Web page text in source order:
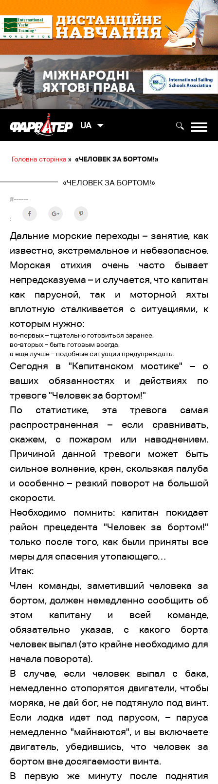
UA
Головна сторінка » «ЧЕЛОВЕК ЗА БОРТОМ!»
«ЧЕЛОВЕК ЗА БОРТОМ!»
#------
:
Дальние морские переходы – занятие, как
известно, экстремальное и небезопасное.
Морская стихия очень часто бывает
непредсказуема – и случается, что капитан
как парусной, так и моторной яхты
вплотную сталкивается с ситуациями, к
которым нужно:
во-первых – тщательно готовиться заранее,
во-вторых – быть готовым всегда,
а еще лучше – подобные ситуации предупреждать.
Сегодня в "Капитанском мостике" – о
ваших обязанностях и действиях по
тревоге "Человек за бортом!"
По статистике, эта тревога самая
распространенная – если сравнивать,
скажем, с пожаром или наводнением.
Причиной данной тревоги может быть
сильное волнение, крен, скользкая палуба
и особенно – резкий поворот на большой
скорости.
Необходимо помнить: капитан покидает
район прецедента "Человек за бортом!"
только после того, как были приняты все
меры для спасения утопающего…
Итак:
Член команды, заметивший человека за
бортом, должен немедленно сообщить об
этом капитану и всей команде,
обязательно указав, с какого борта
человек выпал (это крайне необходимо для
начала поворота).
В случае, если человек выпал с бака,
немедленно стопорятся двигатели, чтобы
моряка, не дай бог, не подтянуло под винт.
Если лодка идет под парусом, – паруса
немедленно "майнаются", и вы включаете
двигатель, убедившись, что человек за
бортом вне досягаемости винта.
В первую же минуту после поднятия